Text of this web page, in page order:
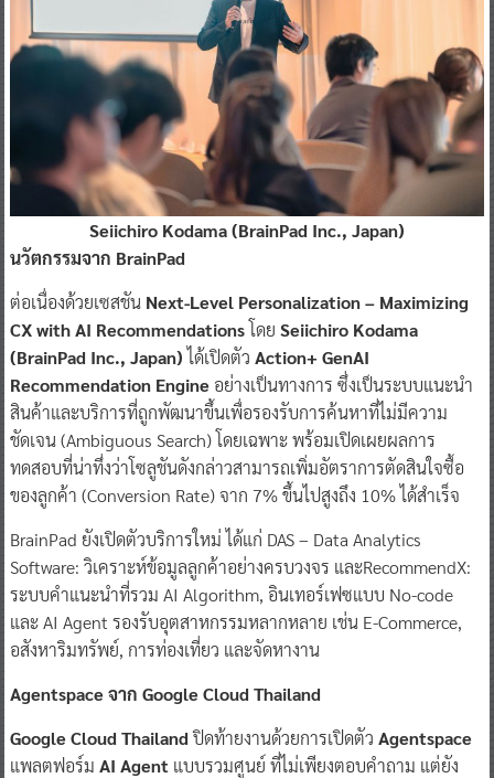
Seiichiro Kodama (BrainPad Inc., Japan)
นวัตกรรมจาก BrainPad
ต่อเนื่องด้วยเซสชัน Next-Level Personalization – Maximizing
CX with AI Recommendations โดย Seiichiro Kodama
(BrainPad Inc., Japan)ได้เปิดตัว Action+ GenAI
Recommendation Engine อย่างเป็นทางการ ซึ่งเป็นระบบแนะนำ
สินค้าและบริการที่ถูกพัฒนาขึ้นเพื่อรองรับการค้นหาที่ไม่มีความ
ชัดเจน (Ambiguous Search) โดยเฉพาะ พร้อมเปิดเผยผลการ
ทดสอบที่น่าทึ่งว่าโซลูชันดังกล่าวสามารถเพิ่มอัตราการตัดสินใจซื้อ
ของลูกค้า (Conversion Rate) จาก 7% ขึ้นไปสูงถึง 10% ได้สำเร็จ
BrainPad ยังเปิดตัวบริการใหม่ ได้แก่ DAS – Data Analytics
Software: วิเคราะห์ข้อมูลลูกค้าอย่างครบวงจร และRecommendX:
ระบบคำแนะนำที่รวม AI Algorithm, อินเทอร์เฟซแบบ No-code
และ AI Agent รองรับอุตสาหกรรมหลากหลาย เช่น E-Commerce,
อสังหาริมทรัพย์, การท่องเที่ยว และจัดหางาน
Agentspace จาก Google Cloud Thailand
Google Cloud Thailandปิดท้ายงานด้วยการเปิดตัว Agentspace
แพลตฟอร์ม AI Agent แบบรวมศูนย์ ที่ไม่เพียงตอบคำถาม แต่ยัง